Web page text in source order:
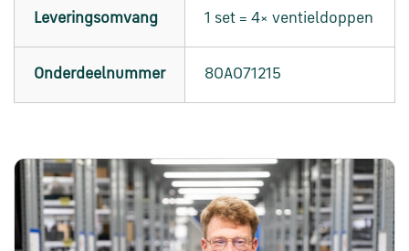
Leveringsomvang 1 set = 4× ventieldoppen
Onderdeelnummer 80A071215